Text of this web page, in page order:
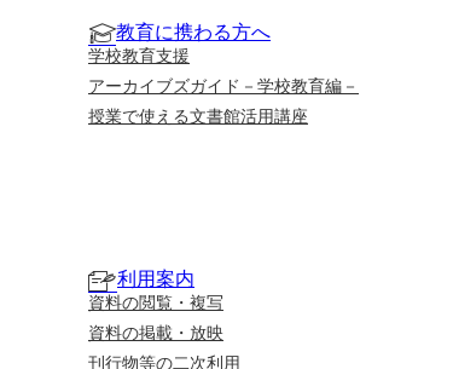
教育に携わる方へ
学校教育支援
アーカイブズガイド－学校教育編－
授業で使える文書館活用講座
利用案内
資料の閲覧・複写
資料の掲載・放映
刊行物等の二次利用